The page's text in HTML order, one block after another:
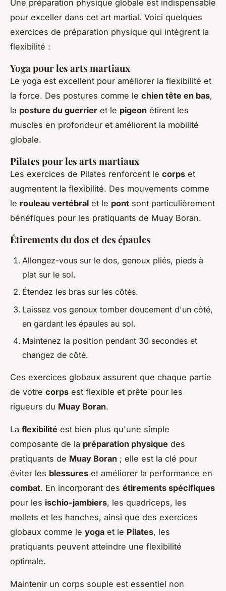
Une préparation physique globale est indispensable
pour exceller dans cet art martial. Voici quelques
exercices de préparation physique qui intègrent la
flexibilité :
Yoga pour les arts martiaux
Le yoga est excellent pour améliorer la flexibilité et
la force. Des postures comme le chien tête en bas,
la posture du guerrier et le pigeon étirent les
muscles en profondeur et améliorent la mobilité
globale.
Pilates pour les arts martiaux
Les exercices de Pilates renforcent le corps et
augmentent la flexibilité. Des mouvements comme
le rouleau vertébral et le pont sont particulièrement
bénéfiques pour les pratiquants de Muay Boran.
Étirements du dos et des épaules
Allongez-vous sur le dos, genoux pliés, pieds à
plat sur le sol.
Étendez les bras sur les côtés.
Laissez vos genoux tomber doucement d'un côté,
en gardant les épaules au sol.
Maintenez la position pendant 30 secondes et
changez de côté.
Ces exercices globaux assurent que chaque partie
de votre corps est flexible et prête pour les
rigueurs du Muay Boran.
La flexibilité est bien plus qu'une simple
composante de la préparation physique des
pratiquants de Muay Boran ; elle est la clé pour
éviter les blessures et améliorer la performance en
combat. En incorporant des étirements spécifiques
pour les ischio-jambiers, les quadriceps, les
mollets et les hanches, ainsi que des exercices
globaux comme le yoga et le Pilates, les
pratiquants peuvent atteindre une flexibilité
optimale.
Maintenir un corps souple est essentiel non